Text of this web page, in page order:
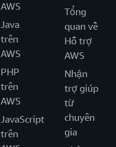
AWS
Java
trên
AWS
PHP
trên
AWS
JavaScript
trên
Tổng
quan về
Hỗ trợ
AWS
Nhận
trợ giúp
từ
chuyên
gia